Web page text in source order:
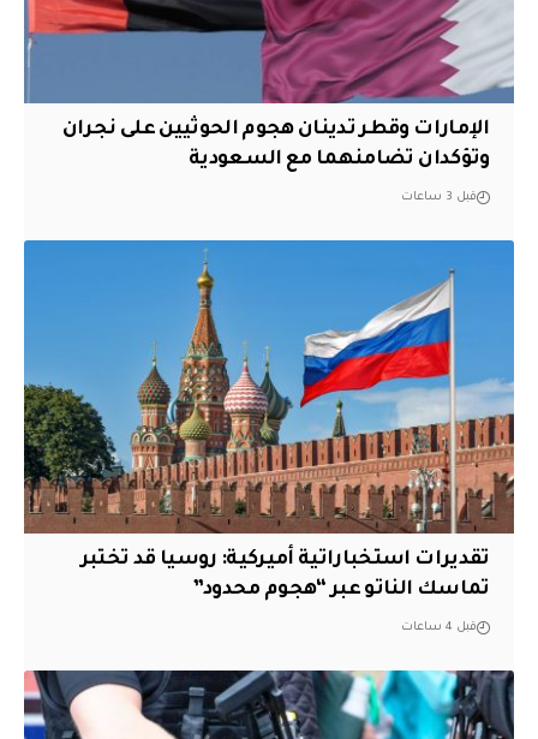
الإمارات وقطر تدينان هجوم الحوثيين على نجران
وتؤكدان تضامنهما مع السعودية
قبل 3 ساعات
تقديرات استخباراتية أميركية: روسيا قد تختبر
تماسك الناتو عبر “هجوم محدود”
قبل 4 ساعات